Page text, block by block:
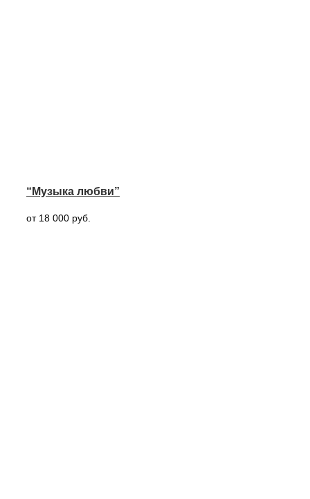
“Музыка любви”
от 18 000 руб.